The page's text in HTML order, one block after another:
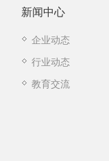
新闻中心
企业动态
行业动态
教育交流